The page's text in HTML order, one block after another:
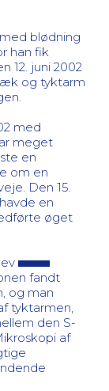
blødning
han fik
12. juni 2002
og tyktarm
med
meget
en
om en
Den 15.
havde en
øget
fandt
og man
tyktarmen,
den S-
af